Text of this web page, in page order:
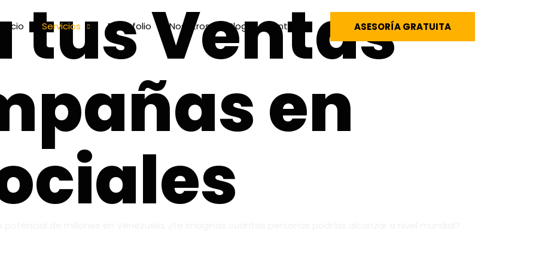
Inicio Servicios Portafolio Nosotros Blog Contacto ASESORÍA GRATUITA
tus Ventas
en